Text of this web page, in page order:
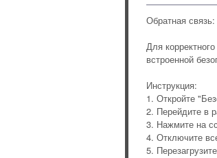
Обратная связь:
Для
встроенной
Инструкция:
1. Откройте
2. Перейдите в
3. Нажмите на
4. Отключите
5.